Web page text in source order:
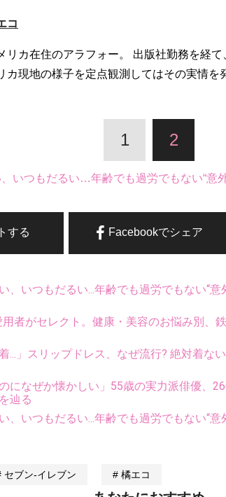
コ
リカ在住のアラフォー。 出版社勤務を経
カ現地の様子を定点観測してはその実情を
1 2
いつもだるい…年齢でも過労でもない“意
Facebookでシェア
する
、いつもだるい...年齢でも過労でもない“意
者がセレクト。健康・美容のお悩み別、
...」スリップドレス、なぜ流行? 絶対着な
になぜか懐かしい」55歳の実力派俳優、
辿る
、いつもだるい...年齢でも過労でもない“意
セブン‐イレブン 橘エコ